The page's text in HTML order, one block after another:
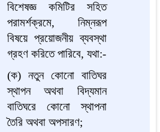
বিশেষজ্ঞ কমিটির সহিত
পরামর্শক্রমে, নিম্নরূপ
বিষয়ে প্রয়োজনীয় ব্যবস্থা
গ্রহণ করিতে পারিবে, যথা:-
(ক) নতুন কোনো বাতিঘর
স্থাপন অথবা বিদ্যমান
বাতিঘরে কোনো স্থাপনা
তৈরি অথবা অপসারণ;